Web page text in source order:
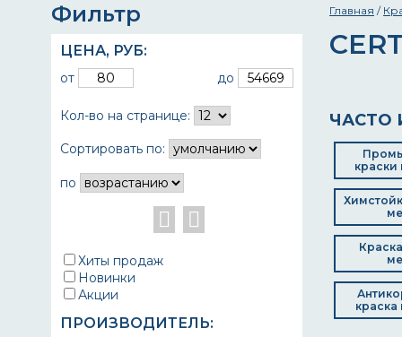
Фильтр
ЦЕНА, РУБ:
от до
Кол-во на странице:
Сортировать по:
по
Хиты продаж
Новинки
Акции
ПРОИЗВОДИТЕЛЬ:
Главная /
ЧАСТО
краски
краска